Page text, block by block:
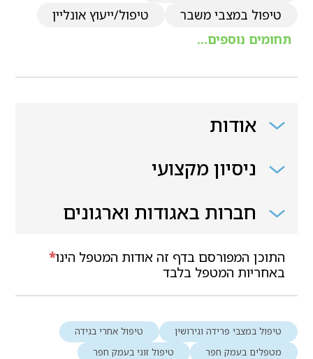
טיפול במצבי משבר
טיפול/ייעוץ אונליין
תחומים נוספים...
אודות
ניסיון מקצועי
חברות באגודות וארגונים
*התוכן המפורסם בדף זה אודות המטפל הינו
באחריות המטפל בלבד
טיפול במצבי פרידה וגירושין
טיפול אחרי בגידה
מטפלים בעמק חפר
טיפול זוגי בעמק חפר